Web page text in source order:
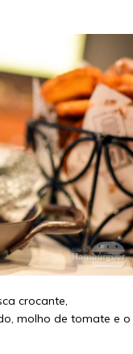
crocante,
molho de tomate e o